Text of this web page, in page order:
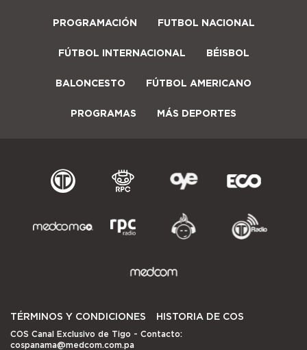
PROGRAMACIÓN FUTBOL NACIONAL
FÚTBOL INTERNACIONAL BÉISBOL
BALONCESTO FÚTBOL AMERICANO
PROGRAMAS MÁS DEPORTES
TÉRMINOS Y CONDICIONES HISTORIA DE COS
COS Canal Exclusivo de Tigo - Contacto:
cospanama@medcom.com.pa